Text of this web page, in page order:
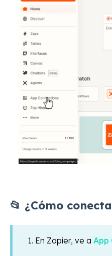
📂 ¿Cómo
1. En Zapier, ve a App